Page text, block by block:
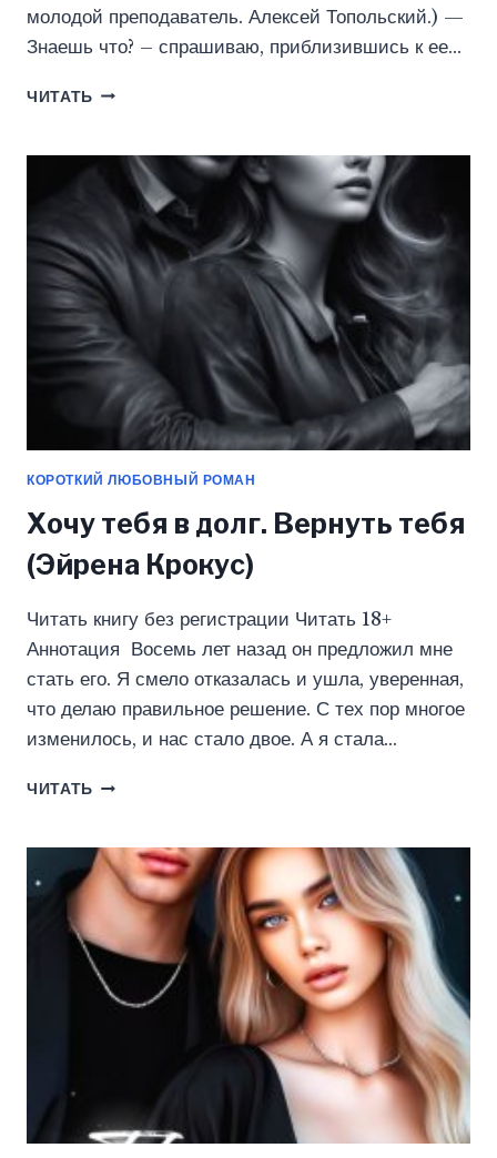
молодой преподаватель. Алексей Топольский.) —
Знаешь что? – спрашиваю, приблизившись к ее…
ЧИТАТЬ УРОКИ
КРОКУС)
КОРОТКИЙ ЛЮБОВНЫЙ РОМАН
Хочу тебя в долг. Вернуть тебя
(Эйрена Крокус)
Читать книгу без регистрации Читать 18+
Аннотация Восемь лет назад он предложил мне
стать его. Я смело отказалась и ушла, уверенная,
что делаю правильное решение. С тех пор многое
изменилось, и нас стало двое. А я стала…
ЧИТАТЬ ХОЧУ
ДОЛГ.
ВЕРНУТЬ
ТЕБЯ
(ЭЙРЕНА
КРОКУС)